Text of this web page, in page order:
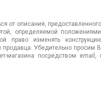
от описания,
определяемой
право изменять
Убедительно просим
магазина посредством email,